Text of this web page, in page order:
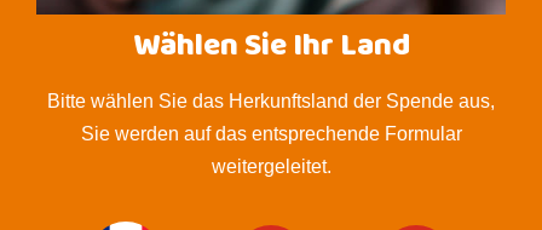
Wählen Sie Ihr Land
Bitte wählen Sie das Herkunftsland der Spende aus,
Sie werden auf das entsprechende Formular
weitergeleitet.